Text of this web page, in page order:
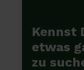
Kennst
etwas
zu